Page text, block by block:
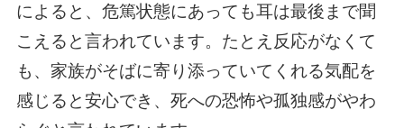
によると、危篤状態にあっても耳は最後まで聞
こえると言われています。たとえ反応がなくて
も、家族がそばに寄り添っていてくれる気配を
感じると安心でき、死への恐怖や孤独感がやわ